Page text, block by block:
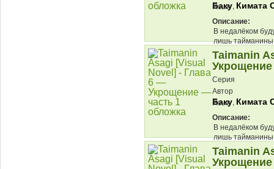
Баку, Кимата
Язык
Описание:
В недалёком
лишь
противостоять
Taimanin
Серия
Автор
Баку, Кимата
Язык
Описание:
В недалёком
лишь
противостоять
Taimanin